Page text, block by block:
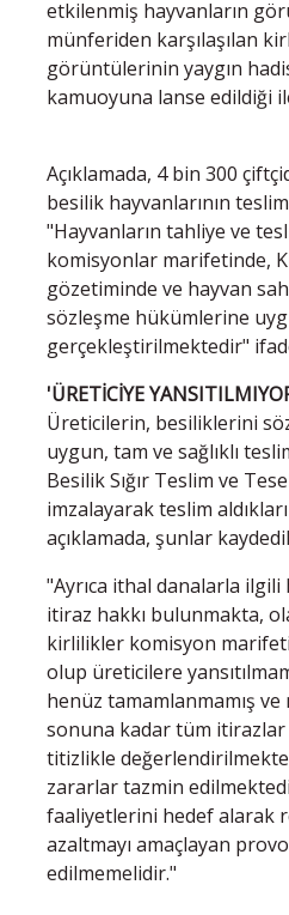
etkilenmiş hayvanların
münferiden karşılaşılan
görüntülerinin yaygın
kamuoyuna lanse edildiği
Açıklamada, 4 bin 300
besilik hayvanlarının
"Hayvanların tahliye ve
komisyonlar marifetinde,
gözetiminde ve hayvan
sözleşme hükümlerine
gerçekleştirilmektedir"
'ÜRETİCİYE
Üreticilerin, besiliklerini
uygun, tam ve sağlıklı
Besilik Sığır Teslim ve
imzalayarak teslim
açıklamada, şunlar
"Ayrıca ithal danalarla
itiraz hakkı bulunmakta,
kirlilikler komisyon
olup üreticilere
henüz tamamlanmamış
sonuna kadar tüm
titizlikle
zararlar tazmin
faaliyetlerini hedef alarak
azaltmayı amaçlayan
edilmemelidir."